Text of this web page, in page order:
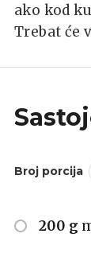
ako kod
Trebat će
Broj porcija
200 g